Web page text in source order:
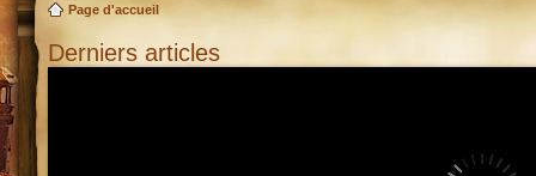
Page d'accueil
Derniers articles